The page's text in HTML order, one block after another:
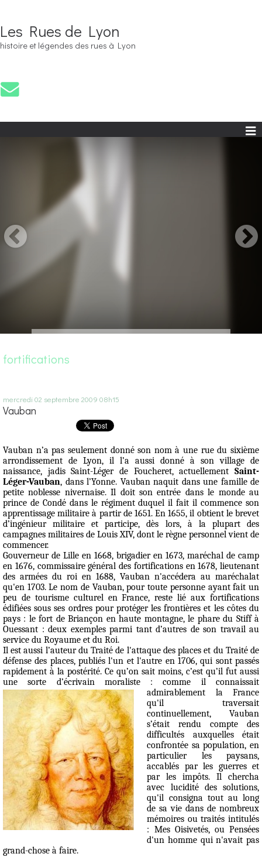
Les Rues de Lyon
histoire et légendes des rues à Lyon
fortifications
mercredi 02 septembre 2009 08h15
Vauban
Vauban n’a pas seulement donné son nom à une rue du sixième
arrondissement de Lyon, il l’a aussi donné à son village de
naissance, jadis Saint-Léger de Foucheret, actuellement Saint-
Léger-Vauban, dans l’Yonne. Vauban naquit dans une famille de
petite noblesse nivernaise. Il doit son entrée dans le monde au
prince de Condé dans le régiment duquel il fait il commence son
apprentissage militaire à partir de 1651. En 1655, il obtient le brevet
d’ingénieur militaire et participe, dès lors, à la plupart des
campagnes militaires de Louis XIV, dont le règne personnel vient de
commencer.
Gouverneur de Lille en 1668, brigadier en 1673, maréchal de camp
en 1676, commissaire général des fortifications en 1678, lieutenant
des armées du roi en 1688, Vauban n'accédera au maréchalat
qu'en 1703. Le nom de Vauban, pour toute personne ayant fait un
peu de tourisme culturel en France, reste lié aux fortifications
édifiées sous ses ordres pour protéger les frontières et les côtes du
pays : le fort de Briançon en haute montagne, le phare du Stiff à
Ouessant : deux exemples parmi tant d’autres de son travail au
service du Royaume et du Roi.
Il est aussi l’auteur duTraité de l'attaque des places et du Traité de
défense des places,publiés l'un et l'autre en 1706, qui sont passés
rapidement à la postérité. Ce qu’on sait moins, c’est qu’il fut aussi
une sorte d’écrivain moraliste : comme il connaissait
admirablement la France
qu'il traversait
continuellement, Vauban
s’était rendu compte des
difficultés auxquelles était
confrontée sa population, en
particulier les paysans,
accablés par les guerres et
par les impôts. Il chercha
avec lucidité des solutions,
qu'il consigna tout au long
de sa vie dans de nombreux
mémoires ou traités intitulés
: Mes Oisivetés, ouPensées
d'un homme qui n'avait pas
grand-chose à faire.